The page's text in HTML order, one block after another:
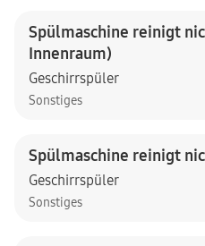
Spülmaschine reinigt
Innenraum)
Geschirrspüler
Sonstiges
Spülmaschine reinigt
Geschirrspüler
Sonstiges